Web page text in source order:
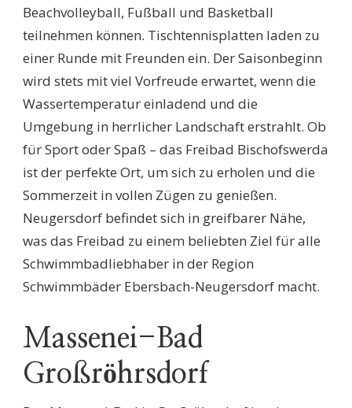
Beachvolleyball, Fußball und Basketball
teilnehmen können. Tischtennisplatten laden zu
einer Runde mit Freunden ein. Der Saisonbeginn
wird stets mit viel Vorfreude erwartet, wenn die
Wassertemperatur einladend und die
Umgebung in herrlicher Landschaft erstrahlt. Ob
für Sport oder Spaß – das Freibad Bischofswerda
ist der perfekte Ort, um sich zu erholen und die
Sommerzeit in vollen Zügen zu genießen.
Neugersdorf befindet sich in greifbarer Nähe,
was das Freibad zu einem beliebten Ziel für alle
Schwimmbadliebhaber in der Region
Schwimmbäder Ebersbach-Neugersdorf macht.
Massenei-Bad
Großröhrsdorf